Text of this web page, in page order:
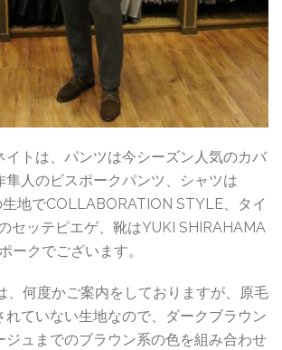
イトは、パンツは今シーズン人気のカバ
隼人のビスポークパンツ、シャツは
地でCOLLABORATION STYLE、タイ
セッテピエゲ、靴はYUKI SHIRAHAMA
ークでございます。
、何度かご案内をしておりますが、原毛
れていない生地なので、ダークブラウン
ジュまでのブラウン系の色を組み合わせ